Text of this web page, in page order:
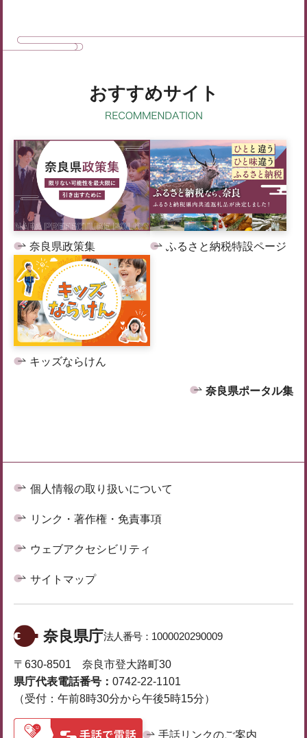
おすすめサイト
奈良県政策集 ふるさと納税特設ページ
キッズならけん
奈良県ポータル集
個人情報の取り扱いについて
リンク・著作権・免責事項
ウェブアクセシビリティ
サイトマップ
奈良県庁法人番号： 1000020290009
〒630-8501 奈良市登大路町30
県庁代表電話番号： 0742-22-1101
（受付：午前8時30分から午後5時15分）
手話リンクのご案内